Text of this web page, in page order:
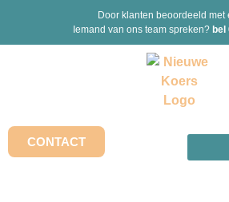
Door klanten beoordeeld met
Iemand van ons team spreken? bel
CONTACT